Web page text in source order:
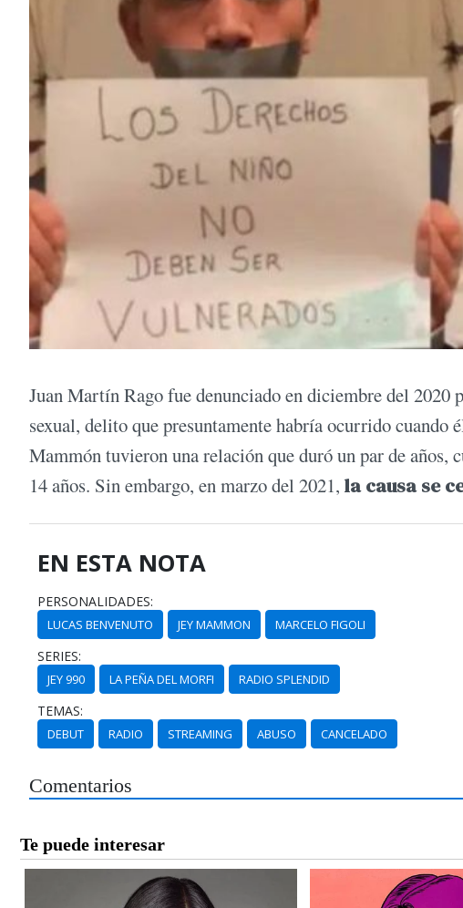
Juan Martín Rago fue denunciado en diciembre del 2020
sexual, delito que presuntamente habría ocurrido cuando
Mammón tuvieron una relación que duró un par de años,
14 años. Sin embargo, en marzo del 2021, la causa se
EN ESTA NOTA
PERSONALIDADES:
LUCAS BENVENUTO JEY MAMMON MARCELO FIGOLI
SERIES:
JEY 990 LA PEÑA DEL MORFI RADIO SPLENDID
TEMAS:
DEBUT RADIO STREAMING ABUSO CANCELADO
Comentarios